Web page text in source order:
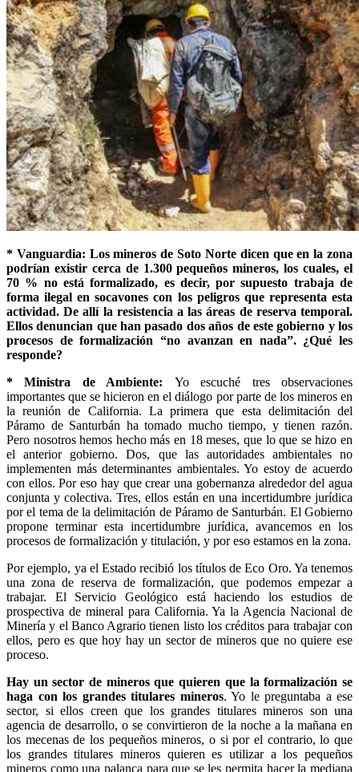
* Vanguardia: Los mineros de Soto Norte dicen que en la zona
podrían existir cerca de 1.300 pequeños mineros, los cuales, el
70 % no está formalizado, es decir, por supuesto trabaja de
forma ilegal en socavones con los peligros que representa esta
actividad. De allí la resistencia a las áreas de reserva temporal.
Ellos denuncian que han pasado dos años de este gobierno y los
procesos de formalización “no avanzan en nada”. ¿Qué les
responde?
* Ministra de Ambiente: Yo escuché tres observaciones
importantes que se hicieron en el diálogo por parte de los mineros en
la reunión de California. La primera que esta delimitación del
Páramo de Santurbán ha tomado mucho tiempo, y tienen razón.
Pero nosotros hemos hecho más en 18 meses, que lo que se hizo en
el anterior gobierno. Dos, que las autoridades ambientales no
implementen más determinantes ambientales. Yo estoy de acuerdo
con ellos. Por eso hay que crear una gobernanza alrededor del agua
conjunta y colectiva. Tres, ellos están en una incertidumbre jurídica
por el tema de la delimitación de Páramo de Santurbán. El Gobierno
propone terminar esta incertidumbre jurídica, avancemos en los
procesos de formalización y titulación, y por eso estamos en la zona.
Por ejemplo, ya el Estado recibió los títulos de Eco Oro. Ya tenemos
una zona de reserva de formalización, que podemos empezar a
trabajar. El Servicio Geológico está haciendo los estudios de
prospectiva de mineral para California. Ya la Agencia Nacional de
Minería y el Banco Agrario tienen listo los créditos para trabajar con
ellos, pero es que hoy hay un sector de mineros que no quiere ese
proceso.
Hay un sector de mineros que quieren que la formalización se
haga con los grandes titulares mineros. Yo le preguntaba a ese
sector, si ellos creen que los grandes titulares mineros son una
agencia de desarrollo, o se convirtieron de la noche a la mañana en
los mecenas de los pequeños mineros, o si por el contrario, lo que
los grandes titulares mineros quieren es utilizar a los pequeños
mineros como una palanca para que se les permita hacer la mediana